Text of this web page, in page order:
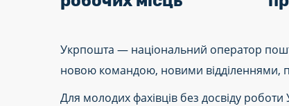
Укрпошта — національний оператор
новою командою, новими відділеннями,
Для молодих фахівців без досвіду